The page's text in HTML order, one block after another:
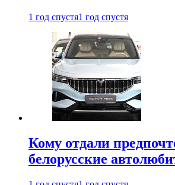
1 год спустя1 год спустя
Кому отдали
белорусские